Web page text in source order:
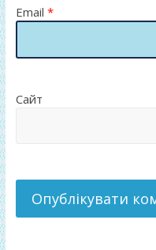
Email *
Сайт